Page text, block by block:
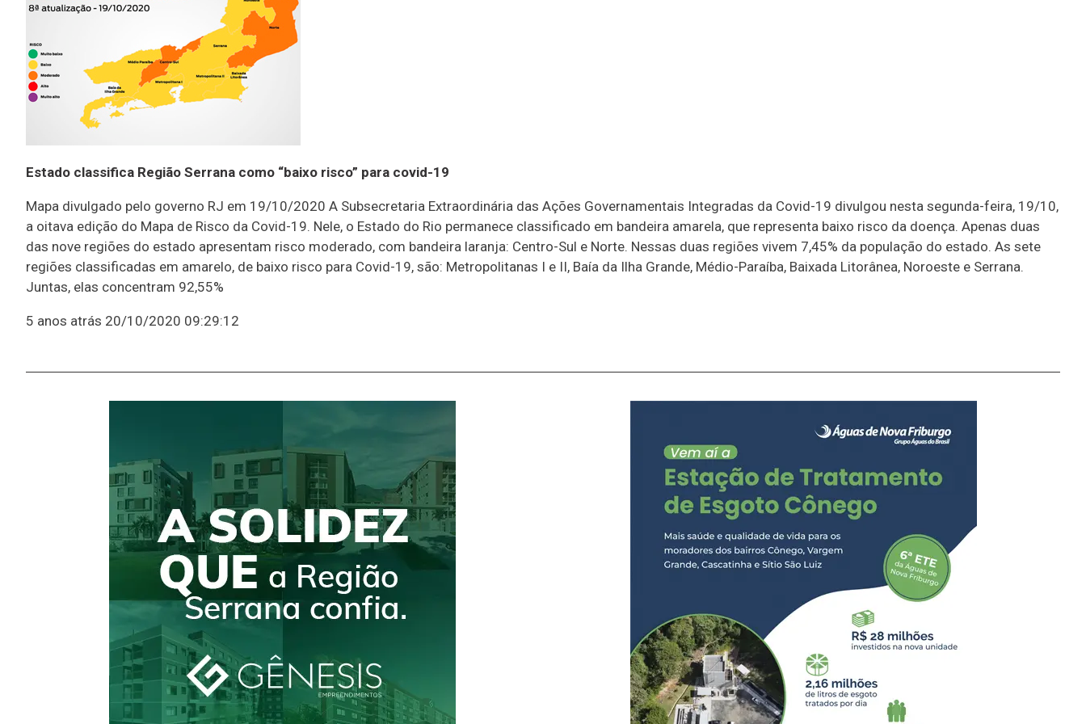
Estado classifica Região Serrana como “baixo risco” para covid-19
Mapa divulgado pelo governo RJ em 19/10/2020 A Subsecretaria Extraordinária das Ações Governamentais Integradas da Covid-19 divulgou nesta segunda-feira, 19/10,
a oitava edição do Mapa de Risco da Covid-19. Nele, o Estado do Rio permanece classificado em bandeira amarela, que representa baixo risco da doença. Apenas duas
das nove regiões do estado apresentam risco moderado, com bandeira laranja: Centro-Sul e Norte. Nessas duas regiões vivem 7,45% da população do estado. As sete
regiões classificadas em amarelo, de baixo risco para Covid-19, são: Metropolitanas I e II, Baía da Ilha Grande, Médio-Paraíba, Baixada Litorânea, Noroeste e Serrana.
Juntas, elas concentram 92,55%
5 anos atrás 20/10/2020 09:29:12